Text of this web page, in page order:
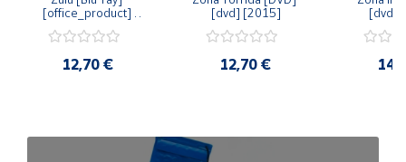
[office_product]
12,70 €
[dvd] [2015]
12,70 €
[dvd]